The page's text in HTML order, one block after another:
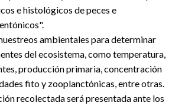
e histológicos de peces e
ambientales para determinar
del ecosistema, como temperatura,
producción primaria, concentración
fito y zooplanctónicas, entre otras.
recolectada será presentada ante los